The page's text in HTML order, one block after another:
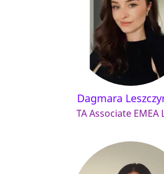
Dagmara
TA Associate EMEA